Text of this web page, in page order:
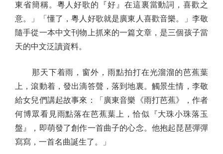
東省簡稱。粵人好歌的『好』在這裏當動詞，喜歡之
意。」「懂了，粵人好歌就是廣東人喜歡音樂。」李敬
隨手從一本中文刊物上抓來的一篇文章，是三個孩子當
天的中文泛讀資料。
那天下着雨，窗外，雨點拍打在光溜溜的芭蕉葉
上，滾動着，發出滴答聲，落到地裏。觸景生情，李敬
給女兒們講起故事來：「廣東音樂《雨打芭蕉》，作者
何博眾看見雨點落在芭蕉葉上，恰似『大珠小珠落玉
盤』，即萌發了創作一首曲子的心念。他抱起琵琶彈彈
寫寫，一首名曲誕生了。」